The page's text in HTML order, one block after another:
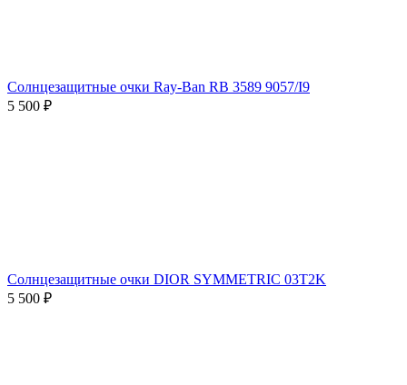
Солнцезащитные очки Ray-Ban RB 3589 9057/I9
5 500 ₽
Солнцезащитные очки DIOR SYMMETRIC 03T2K
5 500 ₽